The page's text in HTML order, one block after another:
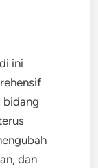
ini
bidang
dan